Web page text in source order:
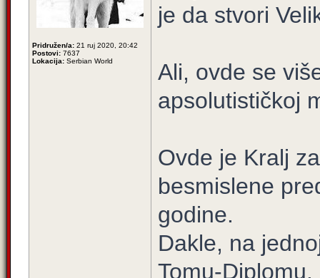
Pridružen/a: 21 ruj 2020, 20:42
Postovi: 7637
Lokacija: Serbian World
je da stvori
Ali, ovde se
apsolutističkoj
Ovde je Kralj
besmislene
godine.
Dakle, na
Tomu-Diplomu.